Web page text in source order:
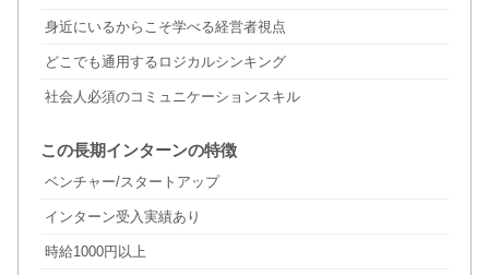
身近にいるからこそ学べる経営者視点
どこでも通用するロジカルシンキング
社会人必須のコミュニケーションスキル
この長期インターンの特徴
ベンチャー/スタートアップ
インターン受入実績あり
時給1000円以上